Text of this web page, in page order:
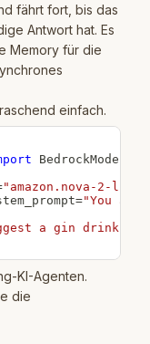
fährt fort, bis das
Antwort hat. Es
Memory für die
einfach.
BedrockModel
"amazon.nova-2-
="You are
a gin drink"
KI-Agenten.
die